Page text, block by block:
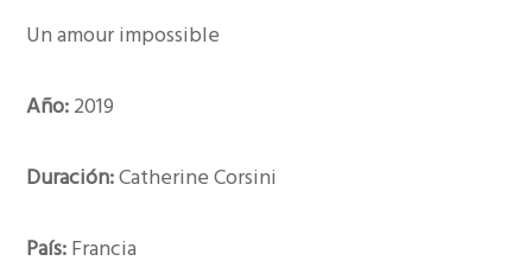
Un amour impossible
Año:2019
Duración:Catherine Corsini
País:Francia